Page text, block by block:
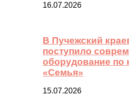
16.07.2026
В Пучежский
поступило
оборудование по
«Семья»
15.07.2026